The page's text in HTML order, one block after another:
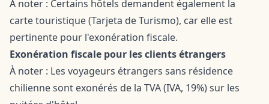
À noter : Certains hôtels demandent également la
carte touristique (Tarjeta de Turismo), car elle est
pertinente pour l'exonération fiscale.
Exonération fiscale pour les clients étrangers
À noter : Les voyageurs étrangers sans résidence
chilienne sont exonérés de la TVA (IVA, 19%) sur les